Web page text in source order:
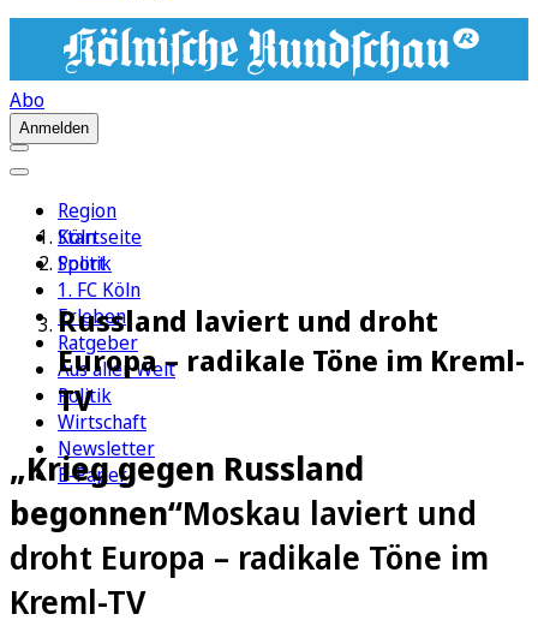
Abo
Anmelden
Region
Köln
Sport
1. FC Köln
Erleben
Ratgeber
Aus aller Welt
Politik
Wirtschaft
Newsletter
E-Paper
Startseite
Politik
Russland laviert und droht
Europa – radikale Töne im Kreml-
TV
„Krieg gegen Russland
begonnen“Moskau laviert und
droht Europa – radikale Töne im
Kreml-TV